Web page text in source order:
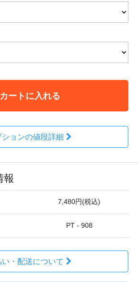
カートに入れる
ションの値段詳細
報
7,480円(税込)
PT - 908
い・配送について